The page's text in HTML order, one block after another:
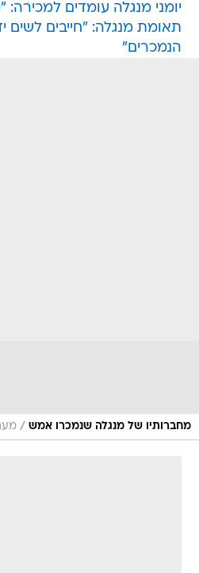
יומני מנגלה עומדים למכירה:
תאומת מנגלה: "חייבים לשים
הנמכרים"
מחברותיו של מנגלה שנמכרו אמש /